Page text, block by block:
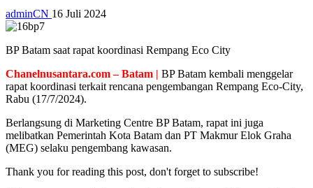
adminCN 16 Juli 2024
BP Batam saat rapat koordinasi Rempang Eco City
Chanelnusantara.com – Batam | BP Batam kembali menggelar
rapat koordinasi terkait rencana pengembangan Rempang Eco-City,
Rabu (17/7/2024).
Berlangsung di Marketing Centre BP Batam, rapat ini juga
melibatkan Pemerintah Kota Batam dan PT Makmur Elok Graha
(MEG) selaku pengembang kawasan.
Thank you for reading this post, don't forget to subscribe!